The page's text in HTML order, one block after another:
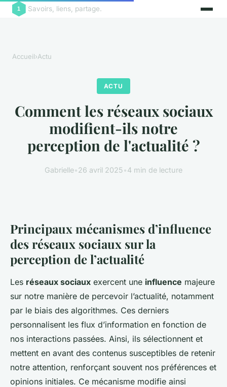
Savoirs, liens, partage.
Accueil›Actu
ACTU
Comment les réseaux sociaux
modifient-ils notre
perception de l'actualité ?
Gabrielle•26 avril 2025•4 min de lecture
Principaux mécanismes d’influence
des réseaux sociaux sur la
perception de l’actualité
Les réseaux sociaux exercent une influence majeure
sur notre manière de percevoir l’actualité, notamment
par le biais des algorithmes. Ces derniers
personnalisent les flux d’information en fonction de
nos interactions passées. Ainsi, ils sélectionnent et
mettent en avant des contenus susceptibles de retenir
notre attention, renforçant souvent nos préférences et
opinions initiales. Ce mécanisme modifie ainsi